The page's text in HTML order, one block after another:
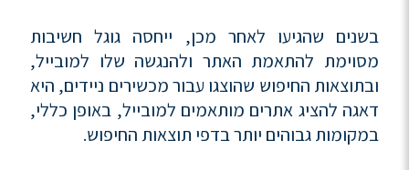
בשנים שהגיעו לאחר מכן, ייחסה גוגל חשיבות
מסוימת להתאמת האתר ולהנגשה שלו למובייל,
ובתוצאות החיפוש שהוצגו עבור מכשירים ניידים, היא
דאגה להציג אתרים מותאמים למובייל, באופן כללי,
במקומות גבוהים יותר בדפי תוצאות החיפוש.